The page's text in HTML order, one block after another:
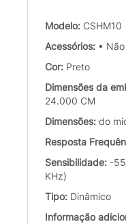
Modelo: CSHM10
Acessórios: •
Cor: Preto
Dimensões da
24.000 CM
Dimensões: do
Resposta
Sensibilidade: -
KHz)
Tipo: Dinâmico
Informação